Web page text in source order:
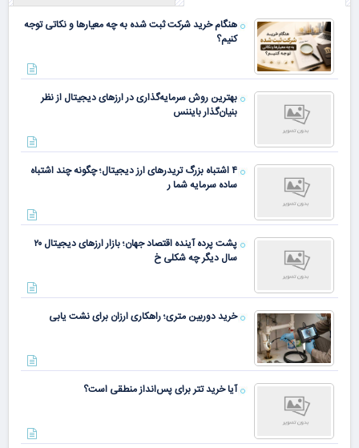
هنگام خرید شرکت ثبت شده به چه معیارها و نکاتی توجه
کنیم؟
بهترین روش سرمایه‌گذاری در ارزهای دیجیتال از نظر
بنیان‌گذار بایننس
۴ اشتباه بزرگ تریدرهای ارز دیجیتال؛ چگونه چند اشتباه
ساده سرمایه شما ر
پشت پرده آینده اقتصاد جهان؛ بازار ارزهای دیجیتال ۲۰
سال دیگر چه شکلی خ
خرید دوربین متری؛ راهکاری ارزان برای نشت یابی
آیا خرید تتر برای پس‌انداز منطقی است؟